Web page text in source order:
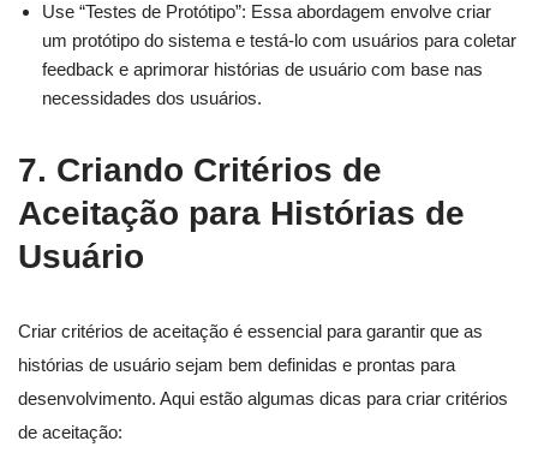
Use “Testes de Protótipo”: Essa abordagem envolve criar
um protótipo do sistema e testá-lo com usuários para coletar
feedback e aprimorar histórias de usuário com base nas
necessidades dos usuários.
7. Criando Critérios de
Aceitação para Histórias de
Usuário
Criar critérios de aceitação é essencial para garantir que as
histórias de usuário sejam bem definidas e prontas para
desenvolvimento. Aqui estão algumas dicas para criar critérios
de aceitação: